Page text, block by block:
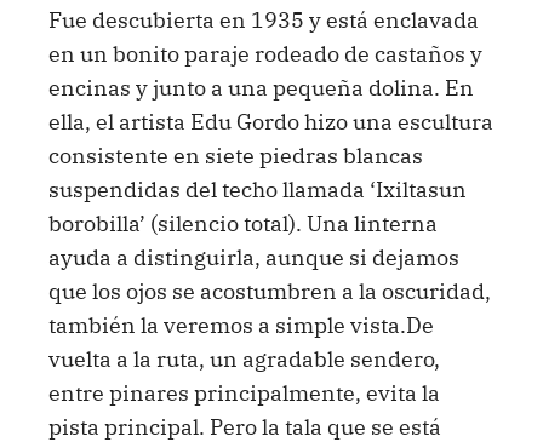
Fue descubierta en 1935 y está enclavada
en un bonito paraje rodeado de castaños y
encinas y junto a una pequeña dolina. En
ella, el artista Edu Gordo hizo una escultura
consistente en siete piedras blancas
suspendidas del techo llamada ‘Ixiltasun
borobilla’ (silencio total). Una linterna
ayuda a distinguirla, aunque si dejamos
que los ojos se acostumbren a la oscuridad,
también la veremos a simple vista.De
vuelta a la ruta, un agradable sendero,
entre pinares principalmente, evita la
pista principal. Pero la tala que se está